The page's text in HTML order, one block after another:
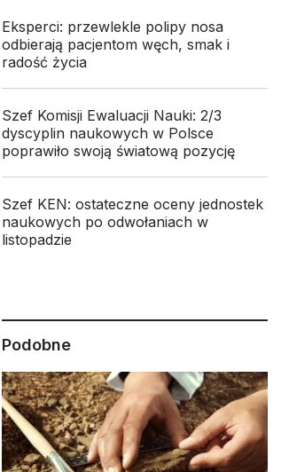
Eksperci: przewlekle polipy nosa
odbierają pacjentom węch, smak i
radość życia
Szef Komisji Ewaluacji Nauki: 2/3
dyscyplin naukowych w Polsce
poprawiło swoją światową pozycję
Szef KEN: ostateczne oceny jednostek
naukowych po odwołaniach w
listopadzie
Podobne